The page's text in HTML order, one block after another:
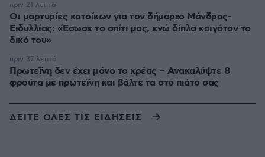
Οι μαρτυρίες κατοίκων για τον δήμαρχο Μάνδρας-
Ειδυλλίας: «Έσωσε το σπίτι μας, ενώ δίπλα καιγόταν το
δικό του»
πριν 21 λεπτά
Πρωτεΐνη δεν έχει μόνο το κρέας – Ανακαλύψτε 8
φρούτα με πρωτεΐνη και βάλτε τα στο πιάτο σας
πριν 37 λεπτά
ΔΕΙΤΕ ΟΛΕΣ ΤΙΣ ΕΙΔΗΣΕΙΣ